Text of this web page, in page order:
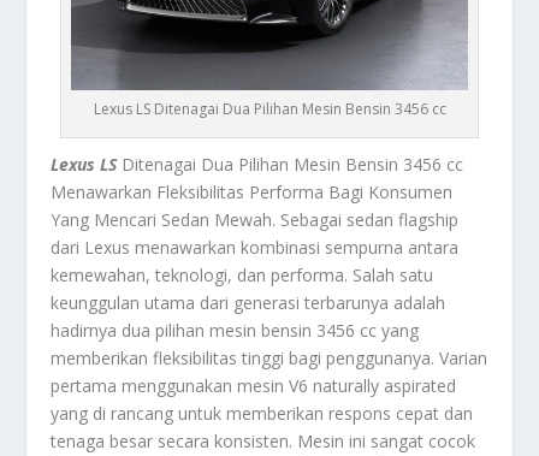
Lexus LS Ditenagai Dua Pilihan Mesin Bensin 3456 cc
Lexus LSDitenagai Dua Pilihan Mesin Bensin 3456 cc
Menawarkan Fleksibilitas Performa Bagi Konsumen
Yang Mencari Sedan Mewah. Sebagai sedan flagship
dari Lexus menawarkan kombinasi sempurna antara
kemewahan, teknologi, dan performa. Salah satu
keunggulan utama dari generasi terbarunya adalah
hadirnya dua pilihan mesin bensin 3456 cc yang
memberikan fleksibilitas tinggi bagi penggunanya. Varian
pertama menggunakan mesin V6 naturally aspirated
yang di rancang untuk memberikan respons cepat dan
tenaga besar secara konsisten. Mesin ini sangat cocok